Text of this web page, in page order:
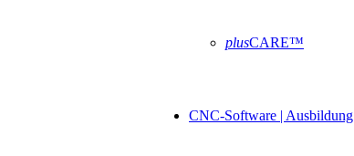
plusCARE™
CNC-Software | Ausbildung